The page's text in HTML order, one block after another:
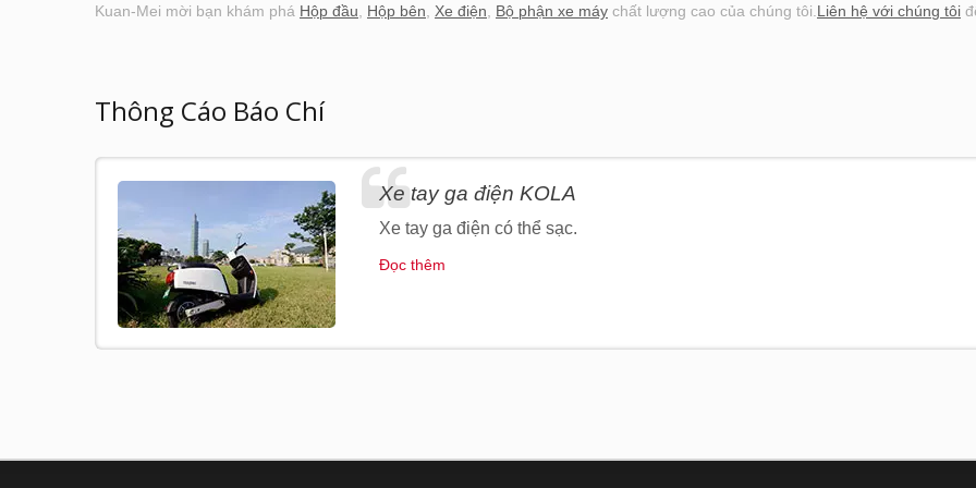
Kuan-Mei mời bạn khám phá Hộp đầu, Hộp bên, Xe điện, Bộ phận xe máy chất lượng cao của chúng tôi. Liên hệ với chúng tôi
Thông Cáo Báo Chí
Xe tay ga điện KOLA
Xe tay ga điện có thể sạc.
Đọc thêm